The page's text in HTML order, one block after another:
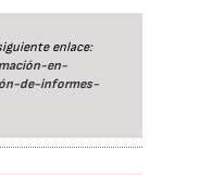
enlace:
en-
de-informes-